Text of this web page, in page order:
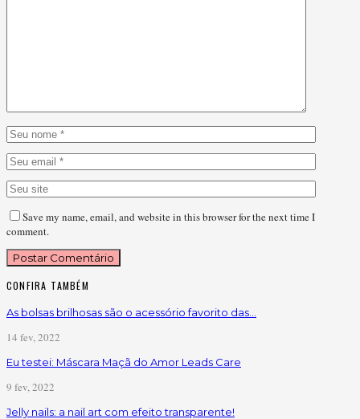
Save my name, email, and website in this browser for the next time I
comment.
CONFIRA TAMBÉM
As bolsas brilhosas são o acessório favorito das…
14 fev, 2022
Eu testei: Máscara Maçã do Amor Leads Care
9 fev, 2022
Jelly nails: a nail art com efeito transparente!